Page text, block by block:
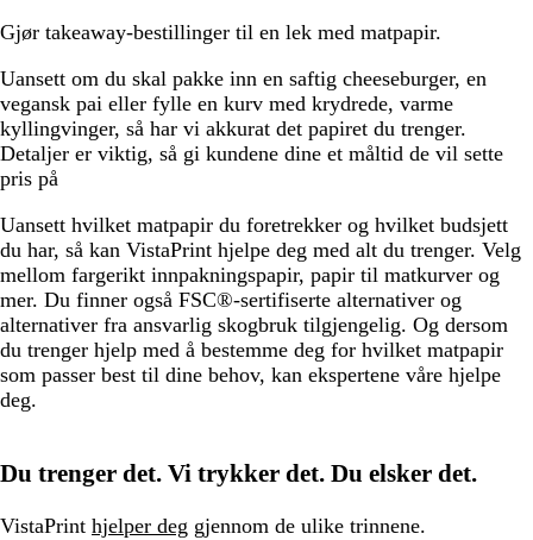
/
ø
d
Gjør takeaway-bestillinger til en lek med matpapir.
Uansett om du skal pakke inn en saftig cheeseburger, en
vegansk pai eller fylle en kurv med krydrede, varme
kyllingvinger, så har vi akkurat det papiret du trenger.
Detaljer er viktig, så gi kundene dine et måltid de vil sette
pris på
Uansett hvilket matpapir du foretrekker og hvilket budsjett
du har, så kan VistaPrint hjelpe deg med alt du trenger. Velg
mellom fargerikt innpakningspapir, papir til matkurver og
mer. Du finner også FSC®-sertifiserte alternativer og
alternativer fra ansvarlig skogbruk tilgjengelig. Og dersom
du trenger hjelp med å bestemme deg for hvilket matpapir
som passer best til dine behov, kan ekspertene våre hjelpe
deg.
Du trenger det. Vi trykker det. Du elsker det.
VistaPrint hjelper deg gjennom de ulike trinnene.